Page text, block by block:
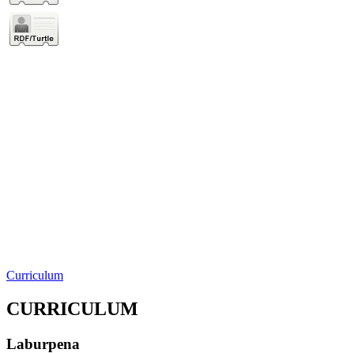
Curriculum
CURRICULUM
Laburpena